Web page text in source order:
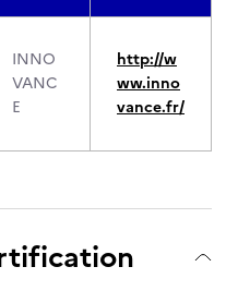
INNO
VANC
E
http://w
ww.inno
vance.fr/